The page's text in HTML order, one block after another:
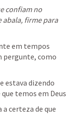
confiam no
abala, firme para
em tempos
pergunte, como
estava dizendo
temos em Deus
a certeza de que